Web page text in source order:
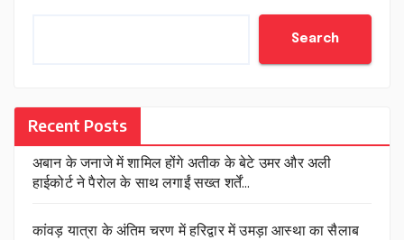
Search
Recent Posts
अबान के जनाजे में शामिल होंगे अतीक के बेटे उमर और अली
हाईकोर्ट ने पैरोल के साथ लगाईं सख्त शर्तें…
कांवड़ यात्रा के अंतिम चरण में हरिद्वार में उमड़ा आस्था का सैलाब